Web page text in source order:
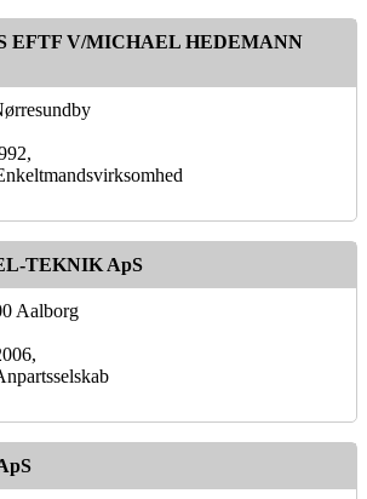
EFTF V/MICHAEL HEDEMANN
TEKNIK ApS
Aalborg